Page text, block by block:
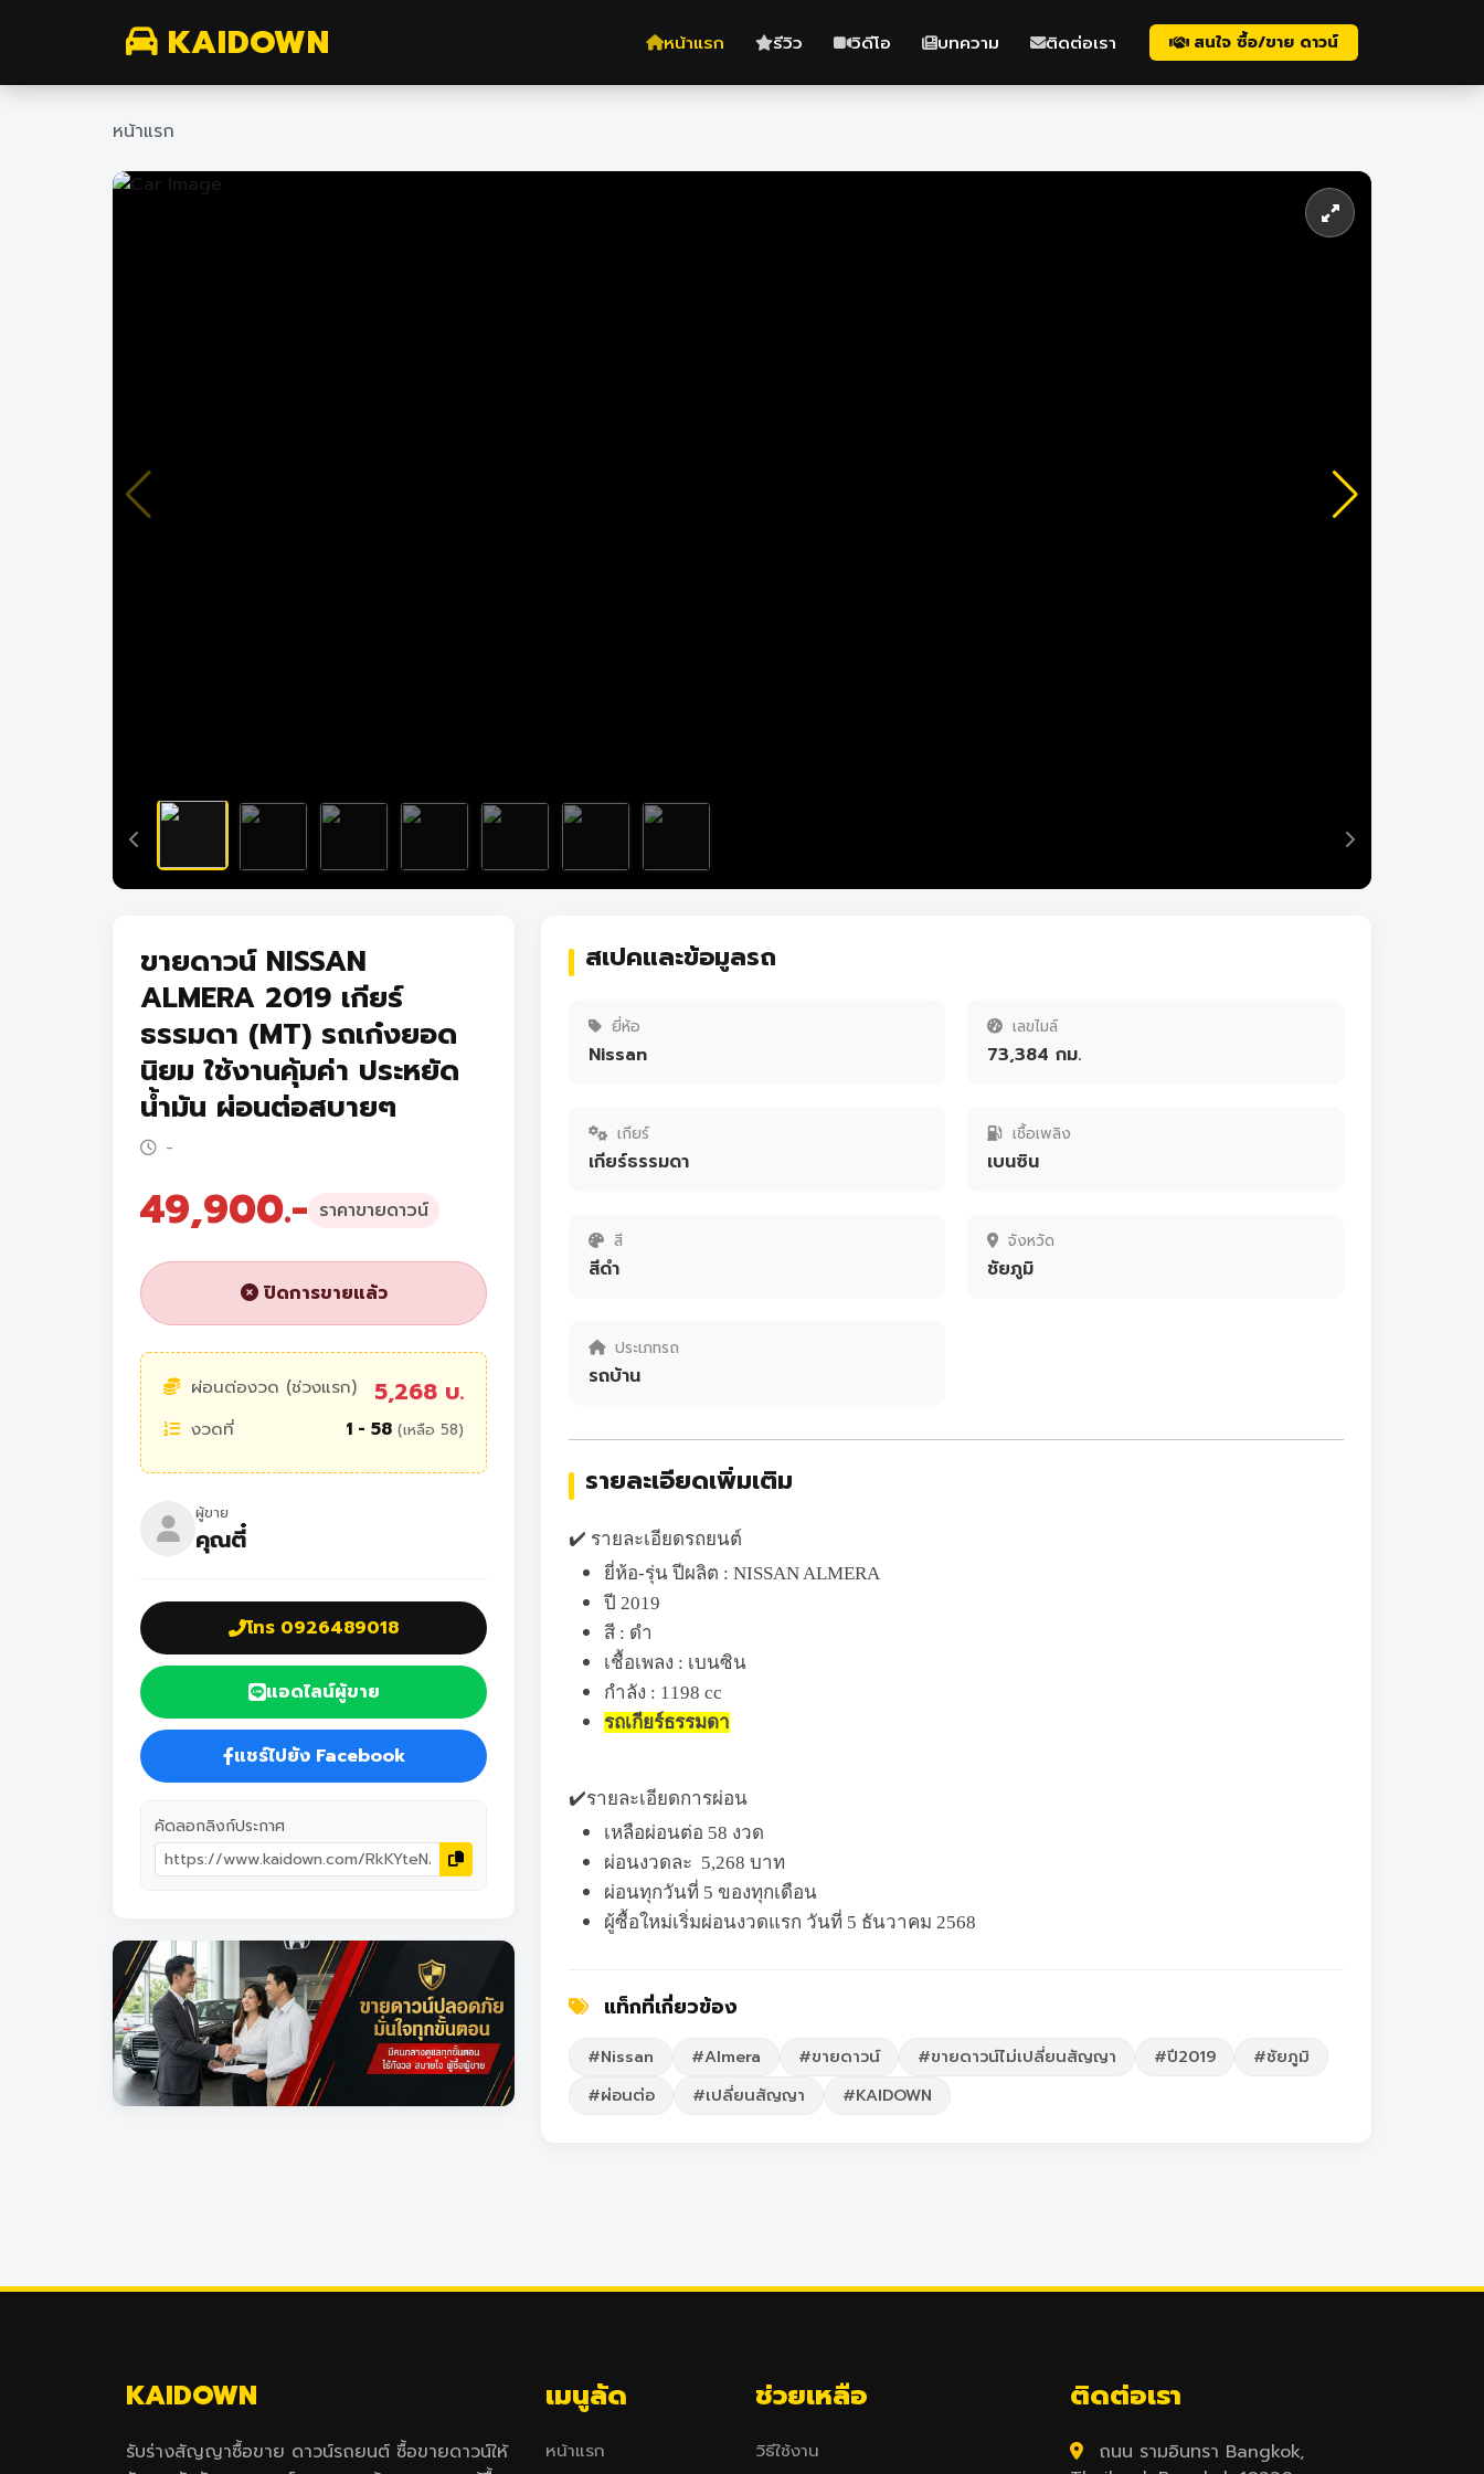
KAIDOWN หน้าแรก รีวิว วิดีโอ บทความ ติดต่อเรา สนใจ ซื้อ/ขาย ดาวน์
หน้าแรก
ขายดาวน์ NISSAN
ALMERA 2019 เกียร์
ธรรมดา (MT) รถเก๋งยอด
นิยม ใช้งานคุ้มค่า ประหยัด
น้ำมัน ผ่อนต่อสบายๆ
-
49,900.- ราคาขายดาวน์
ปิดการขายแล้ว
ผ่อนต่องวด (ช่วงแรก) 5,268 บ.
งวดที่ 1 - 58 (เหลือ 58)
ผู้ขาย
คุณตี๋
โทร 0926489018
แอดไลน์ผู้ขาย
แชร์ไปยัง Facebook
คัดลอกลิงก์ประกาศ
สเปคและข้อมูลรถ
ยี่ห้อ
Nissan
เลขไมล์
73,384 กม.
เกียร์
เกียร์ธรรมดา
เชื้อเพลิง
เบนซิน
สี
สีดำ
จังหวัด
ชัยภูมิ
ประเภทรถ
รถบ้าน
รายละเอียดเพิ่มเติม
✔️ รายละเอียดรถยนต์
ยี่ห้อ-รุ่น ปีผลิต : NISSAN ALMERA
ปี 2019
สี : ดำ
เชื้อเพลง : เบนซิน
กำลัง : 1198 cc
รถเกียร์ธรรมดา
✔️รายละเอียดการผ่อน
เหลือผ่อนต่อ 58 งวด
ผ่อนงวดละ 5,268 บาท
ผ่อนทุกวันที่ 5 ของทุกเดือน
ผู้ซื้อใหม่เริ่มผ่อนงวดแรก วันที่ 5 ธันวาคม 2568
แท็กที่เกี่ยวข้อง
#Nissan #Almera #ขายดาวน์ #ขายดาวน์ไม่เปลี่ยนสัญญา #ปี2019
#ชัยภูมิ
#ผ่อนต่อ
#เปลี่ยนสัญญา #KAIDOWN
KAIDOWN
รับร่างสัญญาซื้อขาย ดาวน์รถยนต์ ซื้อขายดาวน์ให้
เมนูลัด
หน้าแรก
ช่วยเหลือ
วิธีใช้งาน
ติดต่อเรา
ถนน รามอินทรา Bangkok,